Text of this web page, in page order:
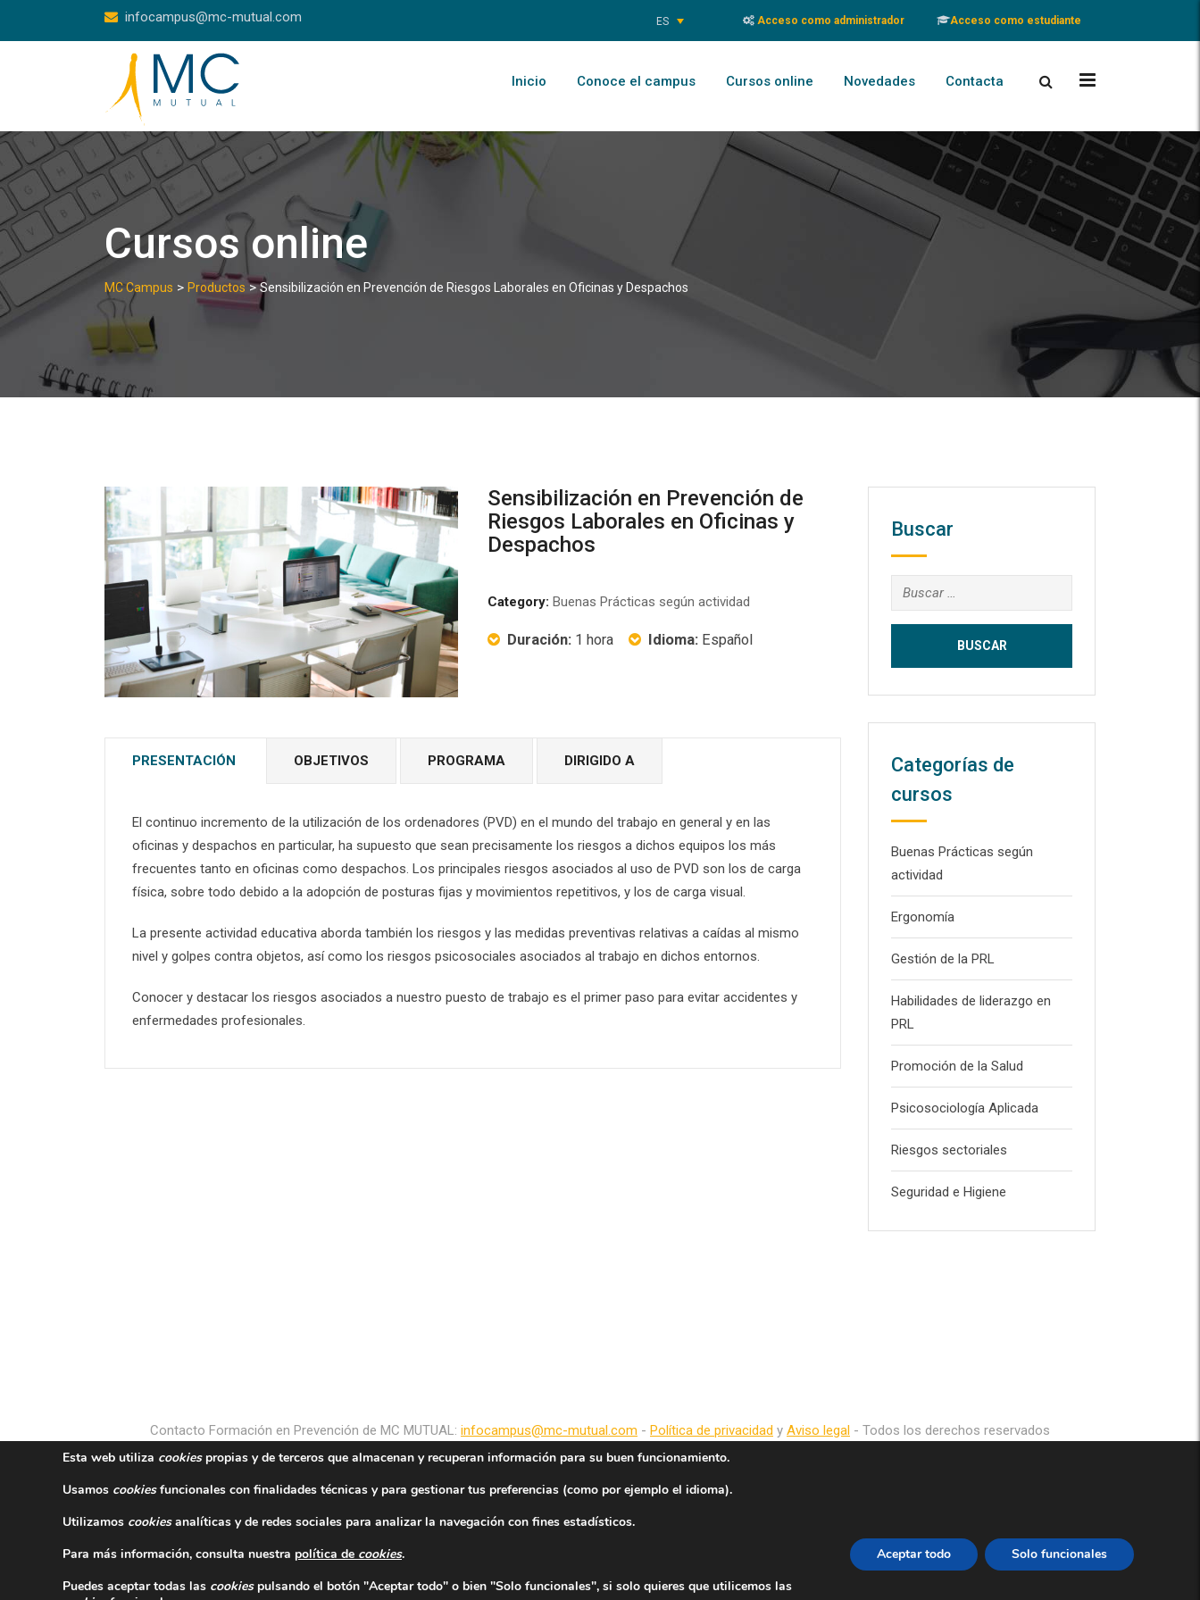
infocampus@mc-mutual.com ES Acceso como administrador Acceso como estudiante
Inicio Conoce el campus Cursos online Novedades Contacta
Cursos online
MC Campus > Productos >Sensibilización en Prevención de Riesgos Laborales en Oficinas y Despachos
Sensibilización en Prevención de
Riesgos Laborales en Oficinas y
Despachos
Category: Buenas Prácticas según actividad
Duración: 1 hora Idioma: Español
PRESENTACIÓN OBJETIVOS PROGRAMA DIRIGIDO A
El continuo incremento de la utilización de los ordenadores (PVD) en el mundo del trabajo en general y en las
oficinas y despachos en particular, ha supuesto que sean precisamente los riesgos a dichos equipos los más
frecuentes tanto en oficinas como despachos. Los principales riesgos asociados al uso de PVD son los de carga
física, sobre todo debido a la adopción de posturas fijas y movimientos repetitivos, y los de carga visual.
La presente actividad educativa aborda también los riesgos y las medidas preventivas relativas a caídas al mismo
nivel y golpes contra objetos, así como los riesgos psicosociales asociados al trabajo en dichos entornos.
Conocer y destacar los riesgos asociados a nuestro puesto de trabajo es el primer paso para evitar accidentes y
enfermedades profesionales.
Buscar
Buscar:
Categorías de
cursos
Buenas Prácticas según
actividad
Ergonomía
Gestión de la PRL
Habilidades de liderazgo en
PRL
Promoción de la Salud
Psicosociología Aplicada
Riesgos sectoriales
Seguridad e Higiene
Contacto Formación en Prevención de MC MUTUAL: infocampus@mc-mutual.com - Política de privacidad y Aviso legal - Todos los derechos reservados
Esta web utiliza cookiespropias y de terceros que almacenan y recuperan información para su buen funcionamiento.
Usamos cookiesfuncionales con finalidades técnicas y para gestionar tus preferencias (como por ejemplo el idioma).
Utilizamos cookiesanalíticas y de redes sociales para analizar la navegación con fines estadísticos.
Para más información, consulta nuestra política de cookies.
Puedes aceptar todas las cookiespulsando el botón "Aceptar todo" o bien "Solo funcionales", si solo quieres que utilicemos las
Aceptar todo Solo funcionales